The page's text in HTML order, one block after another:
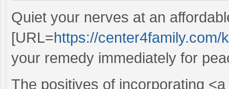
Quiet your nerves at an
[URL=https://center4family.com/
your remedy immediately for
The positives of incorporating <a